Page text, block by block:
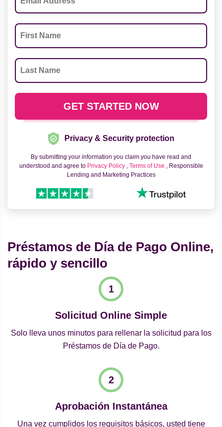
Privacy & Security protection
By submitting your information you claim you have read and
understood and agree to Privacy Policy , Terms of Use , Responsible
Lending and Marketing Practices
Préstamos de Día de Pago Online,
rápido y sencillo
Solicitud Online Simple
Solo lleva unos minutos para rellenar la solicitud para los
Préstamos de Día de Pago.
Aprobación Instantánea
Una vez cumplidos los requisitos básicos, usted tiene